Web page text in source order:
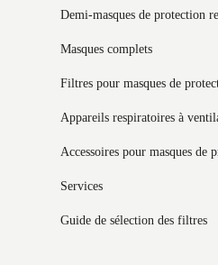
Demi-masques de protection
Masques complets
Filtres pour masques de
Appareils respiratoires à
Accessoires pour masques de
Services
Guide de sélection des filtres